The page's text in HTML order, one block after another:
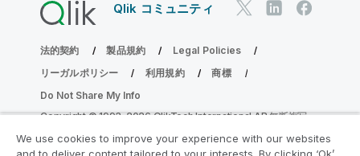
Qlik コミュニティ
法的契約 製品規約
Legal Policies
リーガルポリシー
利用規約
商標
Do Not Share My Info
Copyright © 1993-2026 QlikTech International AB.無断複写・
We use cookies to improve your experience with our websites